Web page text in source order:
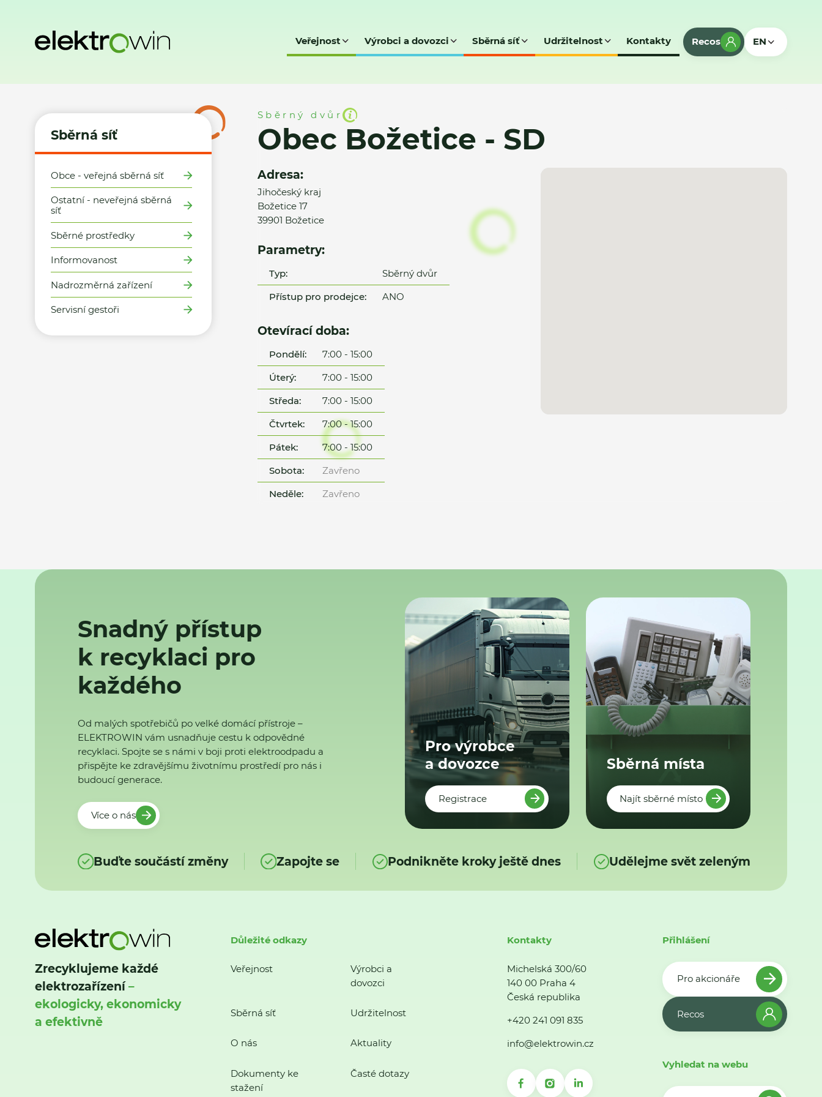
Veřejnost Výrobci a dovozci Sběrná síť Udržitelnost Kontakty Recos EN
Sběrná síť
Obce - veřejná sběrná síť
Ostatní - neveřejná sběrná
síť
Sběrné prostředky
Informovanost
Nadrozměrná zařízení
Servisní gestoři
Sběrný dvůr
Obec Božetice - SD
Adresa:
Jihočeský kraj
Božetice 17
39901 Božetice
Parametry:
Typ:
Sběrný dvůr
Přístup pro prodejce:
ANO
Otevírací doba:
Pondělí:
7:00 - 15:00
Úterý:
7:00 - 15:00
Středa:
7:00 - 15:00
Čtvrtek:
7:00 - 15:00
Pátek:
7:00 - 15:00
Sobota:
Zavřeno
Neděle:
Zavřeno
Snadný přístup
k recyklaci pro
každého
Od malých spotřebičů po velké domácí přístroje –
ELEKTROWIN vám usnadňuje cestu k odpovědné
recyklaci. Spojte se s námi v boji proti elektroodpadu a
přispějte ke zdravějšímu životnímu prostředí pro nás i
budoucí generace.
Více o nás
Pro výrobce
a dovozce
Registrace
Sběrná místa
Najít sběrné místo
Buďte součástí změny Zapojte se Podnikněte kroky ještě dnes Udělejme svět zeleným
Zrecyklujeme každé
elektrozařízení–
ekologicky, ekonomicky
a efektivně
Důležité odkazy
Veřejnost
Výrobci a
dovozci
Sběrná síť Udržitelnost
O nás Aktuality
Dokumenty ke
stažení
Časté dotazy
Kontakty
Michelská 300/60
140 00 Praha 4
Česká republika
+420 241 091 835
info@elektrowin.cz
Přihlášení
Pro akcionáře
Recos
Vyhledat na webu